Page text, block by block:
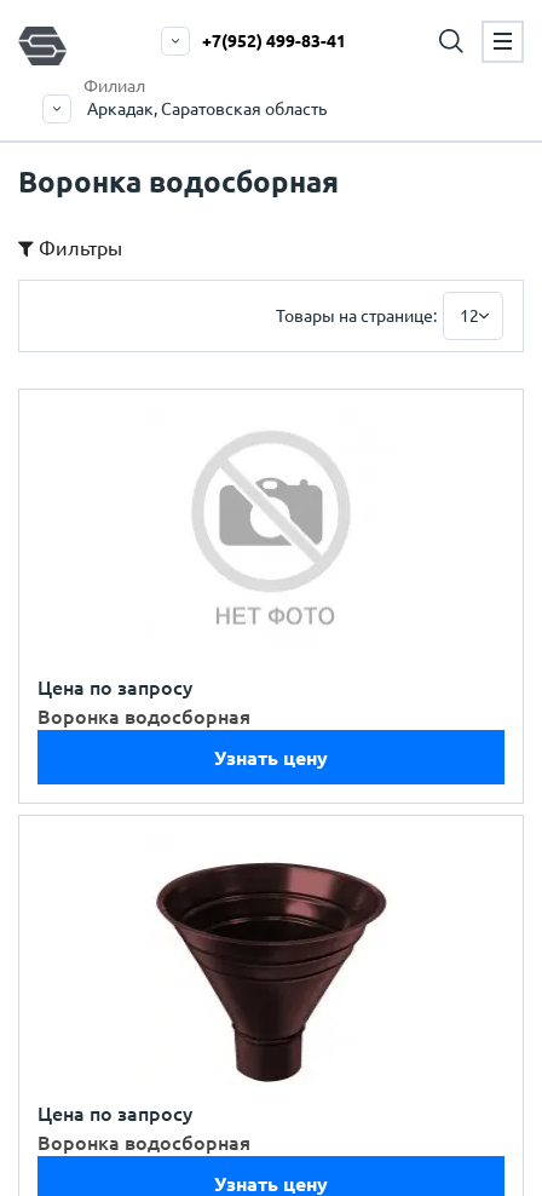
Филиал
Аркадак, Саратовская область
+7(952) 499-83-41
Воронка водосборная
Фильтры
Товары на странице: 12
Цена по запросу
Воронка водосборная
Узнать цену
Цена по запросу
Воронка водосборная
Узнать цену